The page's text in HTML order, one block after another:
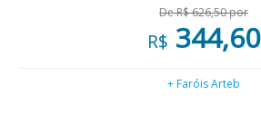
De R$ 626,50 por
R$ 344,60
+ Faróis Arteb